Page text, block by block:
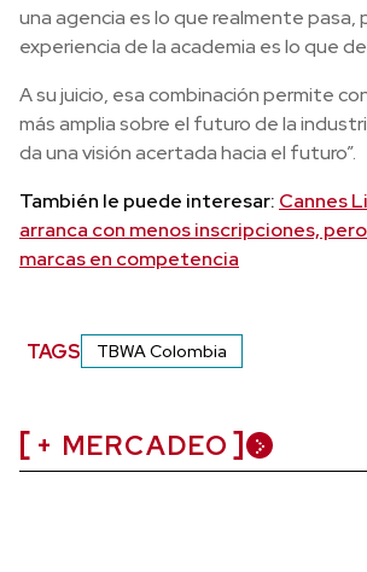
una agencia es lo que realmente pasa,
experiencia de la academia es lo que
A su juicio, esa combinación permite
más amplia sobre el futuro de la
da una visión acertada hacia el futuro”.
También le puede interesar: Cannes
arranca con menos inscripciones,
marcas en competencia
TAGS TBWA Colombia
+ MERCADEO